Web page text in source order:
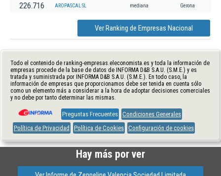
226.716 AROPASCAL SL mediana Gerona
Ver Ranking de Empresas Nacional
Todo el contenido de ranking-empresas.eleconomista.es y toda la información de
empresas procede de la base de datos de INFORMA D&B S.A.U. (S.M.E.) y es
tratada y suministrada por INFORMA D&B S.A.U. (S.M.E.). En todo caso, la
información de empresas que proporcionamos debe ser tenida en cuenta sólo
como un elemento más a considerar a la hora de adoptar decisiones comerciales
y no debe por tanto determinar las mismas.
Preguntas Frecuentes Condiciones Generales
Política de Privacidad
Política de Cookies Configuración de cookies
Hay más por ver